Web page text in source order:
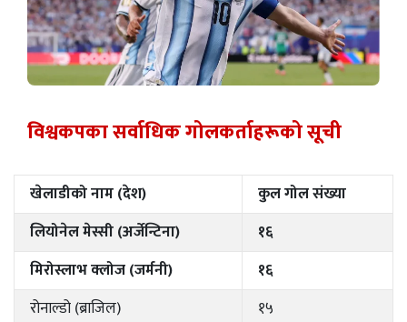
विश्वकपका सर्वाधिक गोलकर्ताहरूको सूची
खेलाडीको नाम (देश)
कुल गोल संख्या
लियोनेल मेस्सी (अर्जेन्टिना)
१६
मिरोस्लाभ क्लोज (जर्मनी)
१६
रोनाल्डो (ब्राजिल)
१५